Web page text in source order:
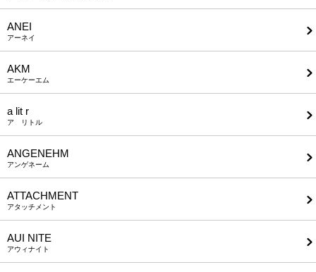
ANEI
アーネイ
AKM
エーケーエム
a lit r
ア リトル
ANGENEHM
アンゲネーム
ATTACHMENT
アタッチメント
AUI NITE
アウィナイト